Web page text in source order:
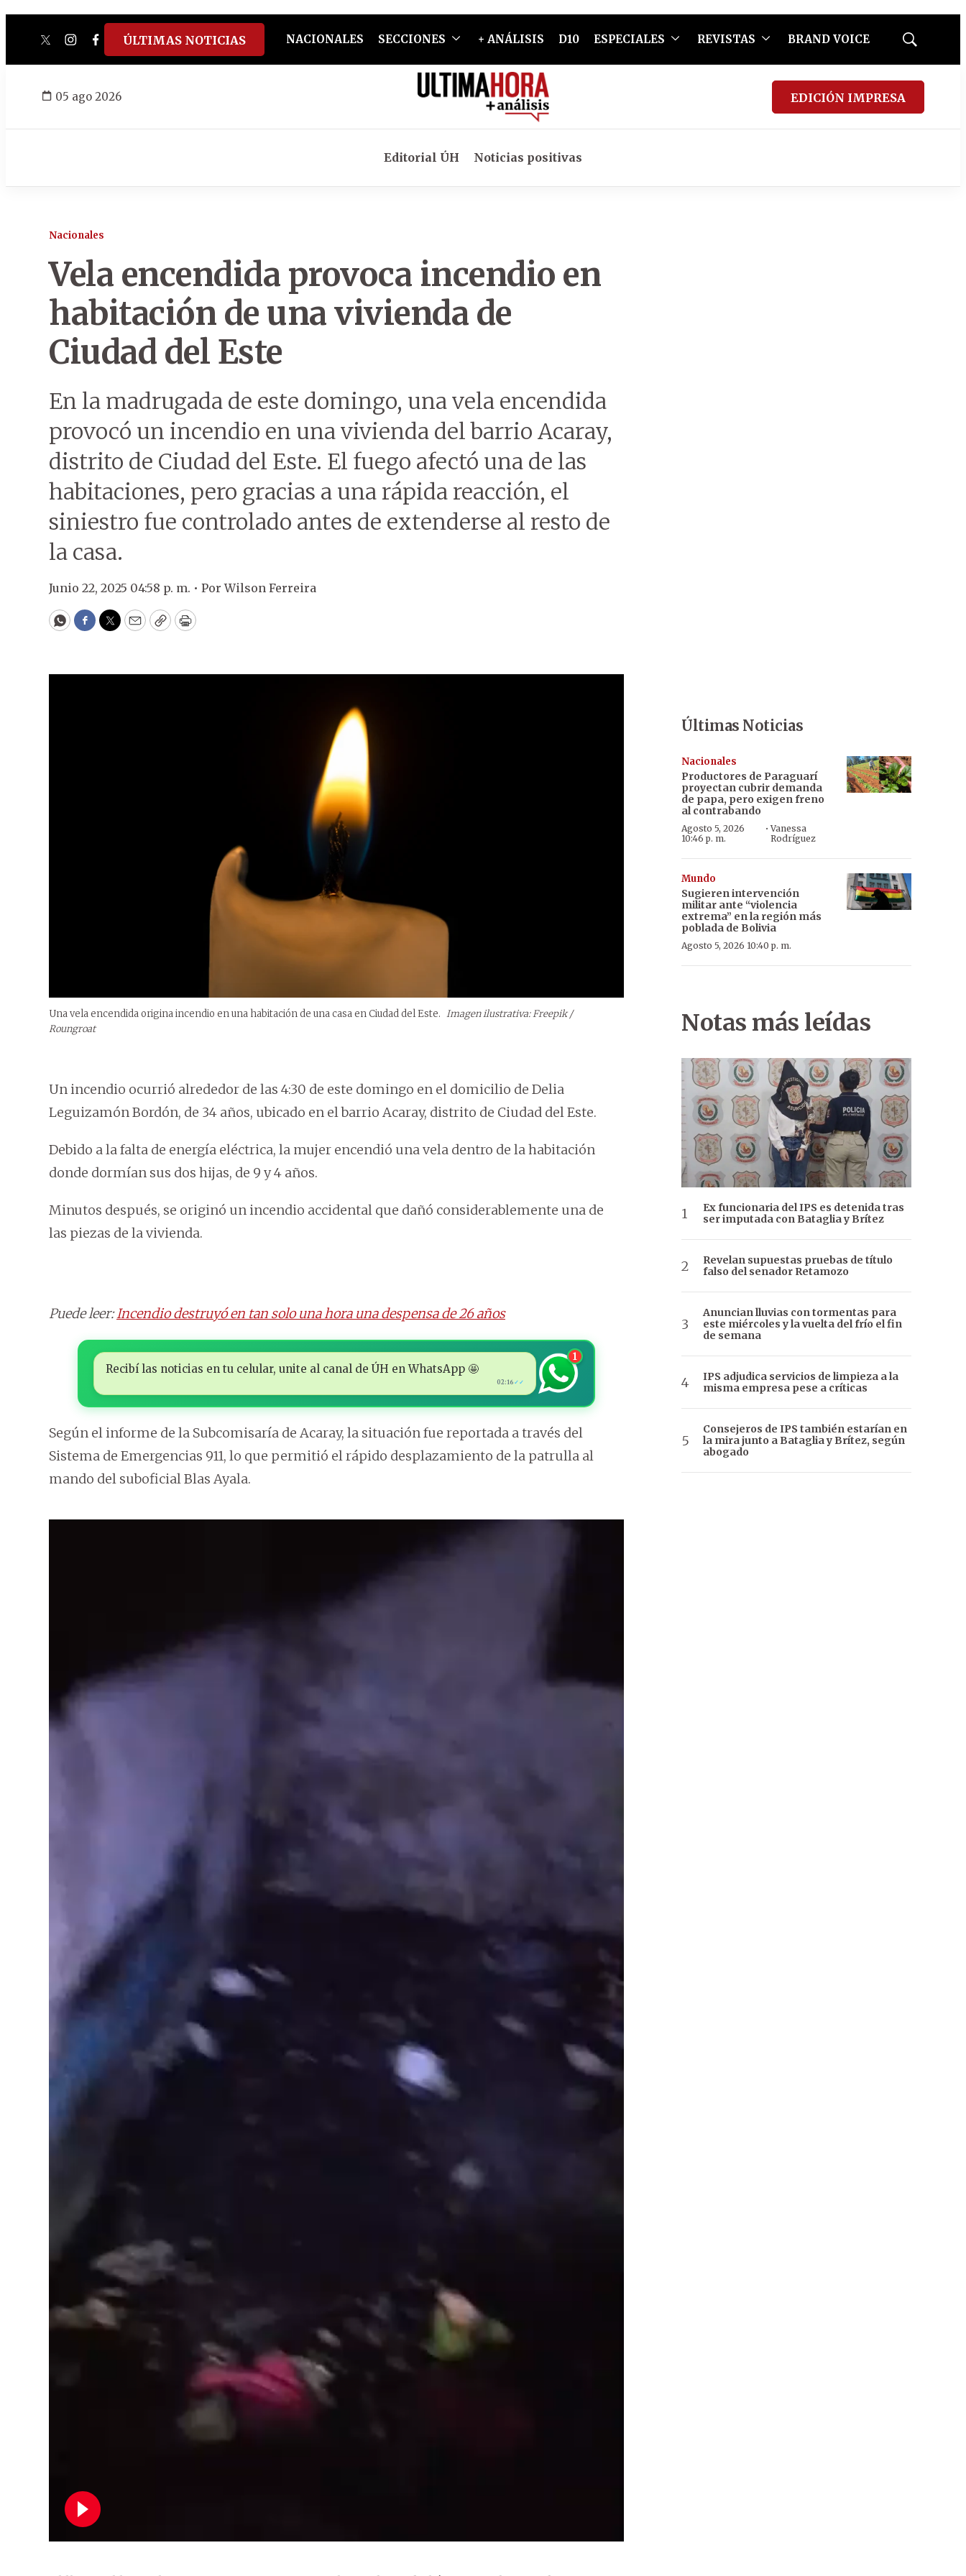
twitterinstagram
facebook
tiktokyoutube
spotify
ÚLTIMAS NOTICIAS NACIONALES SECCIONES + ANÁLISIS D10 ESPECIALES REVISTAS BRAND VOICE
Mostrar
05 ago 2026 EDICIÓN IMPRESA
Editorial ÚH Noticias positivas
Nacionales
Vela encendida provoca incendio en
habitación de una vivienda de
Ciudad del Este
En la madrugada de este domingo, una vela encendida
provocó un incendio en una vivienda del barrio Acaray,
distrito de Ciudad del Este. El fuego afectó una de las
habitaciones, pero gracias a una rápida reacción, el
siniestro fue controlado antes de extenderse al resto de
la casa.
Junio 22, 2025 04:58 p. m. • PorWilson Ferreira
WhatsApp
Facebook
Twitter
EmailCopyPrint
Una vela encendida origina incendio en una habitación de una casa en Ciudad del Este. Imagen ilustrativa: Freepik /
Roungroat
Un incendio ocurrió alrededor de las 4:30 de este domingo en el domicilio de Delia
Leguizamón Bordón, de 34 años, ubicado en el barrio Acaray, distrito de Ciudad del Este.
Debido a la falta de energía eléctrica, la mujer encendió una vela dentro de la habitación
donde dormían sus dos hijas, de 9 y 4 años.
Minutos después, se originó un incendio accidental que dañó considerablemente una de
las piezas de la vivienda.
Puede leer:Incendio destruyó en tan solo una hora una despensa de 26 años
Recibí las noticias en tu celular, unite al canal de ÚH en WhatsApp 🤩
02:16 ✓✓
1
Según el informe de la Subcomisaría de Acaray, la situación fue reportada a través del
Sistema de Emergencias 911, lo que permitió el rápido desplazamiento de la patrulla al
mando del suboficial Blas Ayala.
Últimas Noticias
Nacionales
Productores de Paraguarí
proyectan cubrir demanda
de papa, pero exigen freno
al contrabando
Agosto 5, 2026
10:46 p. m.
·Vanessa
Rodríguez
Mundo
Sugieren intervención
militar ante “violencia
extrema” en la región más
poblada de Bolivia
Agosto 5, 2026 10:40 p. m.
Notas más leídas
Ex funcionaria del IPS es detenida tras
ser imputada con Bataglia y Brítez
Revelan supuestas pruebas de título
falso del senador Retamozo
Anuncian lluvias con tormentas para
este miércoles y la vuelta del frío el fin
de semana
IPS adjudica servicios de limpieza a la
misma empresa pese a críticas
Consejeros de IPS también estarían en
la mira junto a Bataglia y Brítez, según
abogado